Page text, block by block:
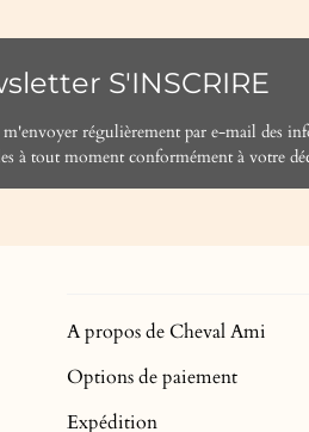
S'INSCRIRE
régulièrement par e-mail des
à tout moment conformément à votre
A propos de Cheval Ami
Options de paiement
Expédition